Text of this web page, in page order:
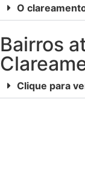
O
Bairros
Clique para